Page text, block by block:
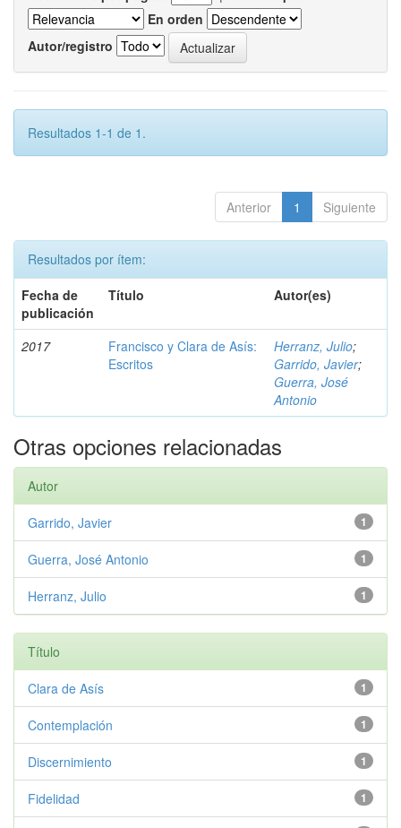
En orden
Autor/registro
Resultados 1-1 de 1.
Anterior 1 Siguiente
Resultados por ítem:
Fecha de
publicación
Título Autor(es)
2017
Francisco y Clara de Asís:
Escritos
Herranz, Julio;
Garrido, Javier;
Guerra, José
Antonio
Otras opciones relacionadas
Autor
1
Garrido, Javier
1
Guerra, José Antonio
1
Herranz, Julio
Título
1
Clara de Asís
1
Contemplación
1
Discernimiento
1
Fidelidad